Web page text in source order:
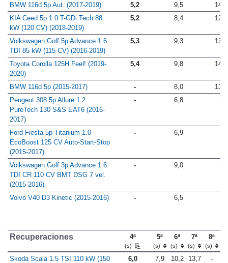
BMW 116d 5p Aut. (2017-2019) 5,2 9,5
14,5
KIA Ceed 5p 1.0 T-GDi Tech 88
kW (120 CV) (2018-2019)
5,2 8,4 12,7
Volkswagen Golf 5p Advance 1.6
TDI 85 kW (115 CV) (2016-2019)
5,3 9,3 13,7
Toyota Corolla 125H Feel! (2019-
2020)
5,4 9,8 14,0
BMW 116d 5p (2015-2017) - 8,0
13,1
Peugeot 308 5p Allure 1.2
PureTech 130 S&S EAT6 (2016-
2017)
- 6,8 -
Ford Fiesta 5p Titanium 1.0
EcoBoost 125 CV Auto-Start-Stop
(2015-2017)
- 6,9 -
Volkswagen Golf 3p Advance 1.6
TDI CR 110 CV BMT DSG 7 vel.
(2015-2016)
- 9,0 -
Volvo V40 D3 Kinetic (2015-2016) - 6,5 -
Recuperaciones 4ª
(s)
5ª
(s)
6ª
(s)
7ª
(s)
8ª
(s)
Skoda Scala 1.5 TSI 110 kW (150
6,0 7,9 10,2 13,7 -